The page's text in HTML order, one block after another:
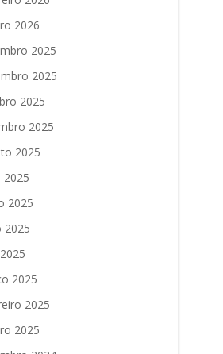
2026
2025
2025
2025
2025
2025
2025
2025
2025
2025
2025
2025